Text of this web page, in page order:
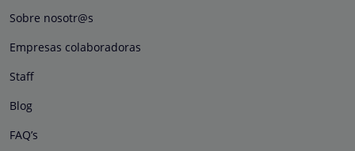
Sobre nosotr@s
Empresas colaboradoras
Staff
Blog
FAQ’s